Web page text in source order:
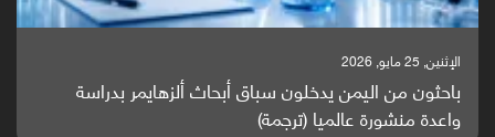
الإثنين, 25 مايو, 2026
باحثون من اليمن يدخلون سباق أبحاث ألزهايمر بدراسة
واعدة منشورة عالميا (ترجمة)